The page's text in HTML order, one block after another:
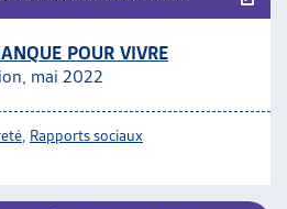
POUR VIVRE
mai 2022
Rapports sociaux